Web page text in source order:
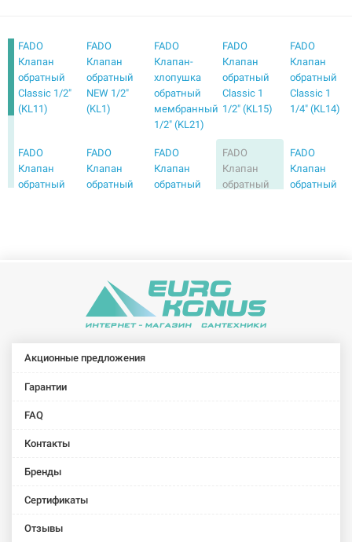
FADO
Клапан
обратный
Classic 1/2"
(KL11)
FADO
Клапан
обратный
NEW 1/2"
(KL1)
FADO
Клапан-
хлопушка
обратный
мембранный
1/2" (KL21)
FADO
Клапан
обратный
Classic 1
1/2" (KL15)
FADO
Клапан
обратный
Classic 1
1/4" (KL14)
FADO
Клапан
обратный
FADO
Клапан
обратный
FADO
Клапан
обратный
FADO
Клапан
обратный
FADO
Клапан
обратный
обратный
мембранный
3/4" (KL22)
Акционные предложения
Гарантии
FAQ
Контакты
Бренды
Сертификаты
Отзывы